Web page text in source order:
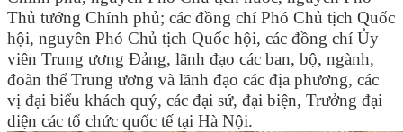
Thủ tướng Chính phủ; các đồng chí Phó Chủ tịch Quốc
hội, nguyên Phó Chủ tịch Quốc hội, các đồng chí Ủy
viên Trung ương Đảng, lãnh đạo các ban, bộ, ngành,
đoàn thể Trung ương và lãnh đạo các địa phương, các
vị đại biểu khách quý, các đại sứ, đại biện, Trưởng đại
diện các tổ chức quốc tế tại Hà Nội.